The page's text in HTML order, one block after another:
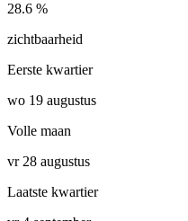
28.6 %
zichtbaarheid
Eerste kwartier
wo 19 augustus
Volle maan
vr 28 augustus
Laatste kwartier